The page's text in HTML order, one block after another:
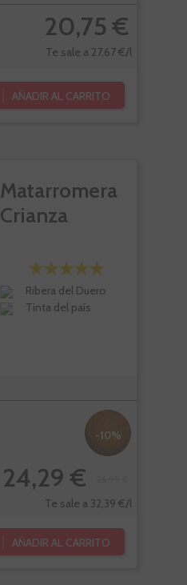
20,75 €
Te sale a 27,67 €/l
AÑADIR AL CARRITO
Matarromera
Crianza
Ribera del Duero
Tinta del país
-10%
24,29 €
Te sale a 32,39 €/l
AÑADIR AL CARRITO